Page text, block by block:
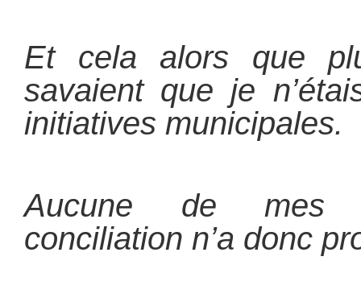
Et cela alors que
savaient que je
initiatives municipales.
Aucune de mes
conciliation n’a donc